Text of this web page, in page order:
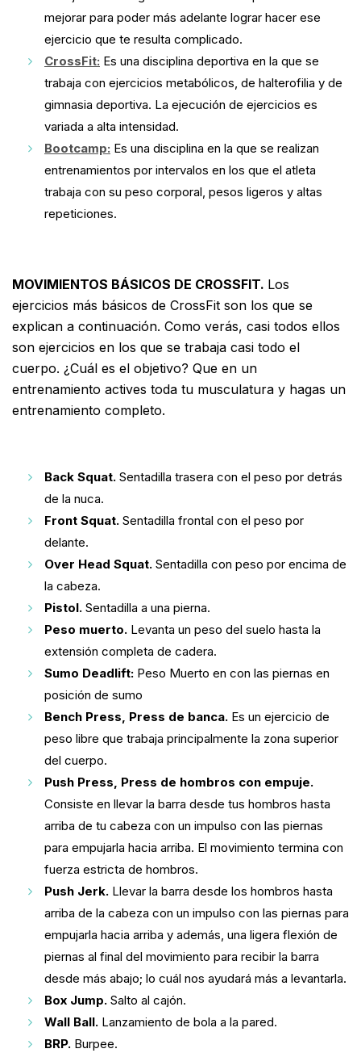
mejorar para poder más adelante lograr hacer ese
ejercicio que te resulta complicado.
CrossFit: Es una disciplina deportiva en la que se
trabaja con ejercicios metabólicos, de halterofilia y de
gimnasia deportiva. La ejecución de ejercicios es
variada a alta intensidad.
Bootcamp: Es una disciplina en la que se realizan
entrenamientos por intervalos en los que el atleta
trabaja con su peso corporal, pesos ligeros y altas
repeticiones.
MOVIMIENTOS BÁSICOS DE CROSSFIT. Los
ejercicios más básicos de CrossFit son los que se
explican a continuación. Como verás, casi todos ellos
son ejercicios en los que se trabaja casi todo el
cuerpo. ¿Cuál es el objetivo? Que en un
entrenamiento actives toda tu musculatura y hagas un
entrenamiento completo.
Back Squat. Sentadilla trasera con el peso por detrás
de la nuca.
Front Squat. Sentadilla frontal con el peso por
delante.
Over Head Squat. Sentadilla con peso por encima de
la cabeza.
Pistol. Sentadilla a una pierna.
Peso muerto. Levanta un peso del suelo hasta la
extensión completa de cadera.
Sumo Deadlift: Peso Muerto en con las piernas en
posición de sumo
Bench Press, Press de banca. Es un ejercicio de
peso libre que trabaja principalmente la zona superior
del cuerpo.
Push Press, Press de hombros con empuje.
Consiste en llevar la barra desde tus hombros hasta
arriba de tu cabeza con un impulso con las piernas
para empujarla hacia arriba. El movimiento termina con
fuerza estricta de hombros.
Push Jerk. Llevar la barra desde los hombros hasta
arriba de la cabeza con un impulso con las piernas para
empujarla hacia arriba y además, una ligera flexión de
piernas al final del movimiento para recibir la barra
desde más abajo; lo cuál nos ayudará más a levantarla.
Box Jump. Salto al cajón.
Wall Ball. Lanzamiento de bola a la pared.
BRP. Burpee.